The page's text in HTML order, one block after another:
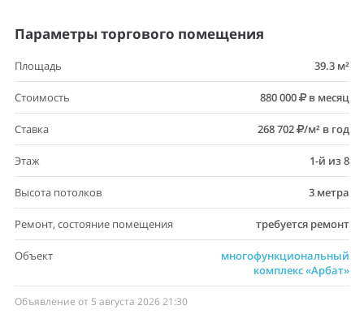
Параметры торгового помещения
Площадь 39.3 м²
Стоимость 880 000 в месяц
Ставка 268 702 /м² в год
Этаж 1-й из 8
Высота потолков 3 метра
Ремонт, состояние помещения требуется ремонт
Объект
многофункциональный
комплекс «Арбат»
Объявление от 5 августа 2026 21:30